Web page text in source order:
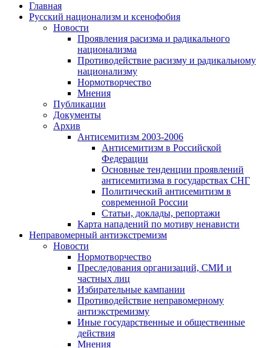
Главная
Русский национализм и ксенофобия
Новости
Проявления расизма и радикального
национализма
Противодействие расизму и радикальному
национализму
Нормотворчество
Мнения
Публикации
Документы
Архив
Антисемитизм 2003-2006
Антисемитизм в Российской
Федерации
Основные тенденции проявлений
антисемитизма в государствах СНГ
Политический антисемитизм в
современной России
Статьи, доклады, репортажи
Карта нападений по мотиву ненависти
Неправомерный антиэкстремизм
Новости
Нормотворчество
Преследования организаций, СМИ и
частных лиц
Избирательные кампании
Противодействие неправомерному
антиэкстремизму
Иные государственные и общественные
действия
Мнения